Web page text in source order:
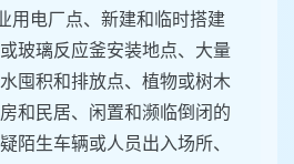
用电厂点、新建和临时搭建
玻璃反应釜安装地点、大量
囤积和排放点、植物或树木
和民居、闲置和濒临倒闭的
陌生车辆或人员出入场所、